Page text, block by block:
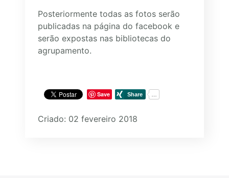
Posteriormente todas as fotos serão
publicadas na página do facebook e
serão expostas nas bibliotecas do
agrupamento.
Save
Criado: 02 fevereiro 2018